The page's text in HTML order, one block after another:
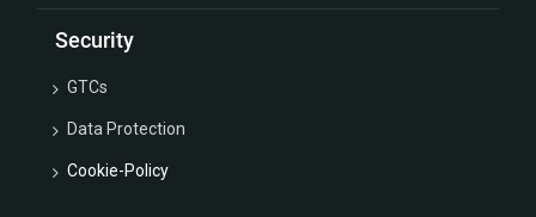
Security
GTCs
Data Protection
Cookie-Policy